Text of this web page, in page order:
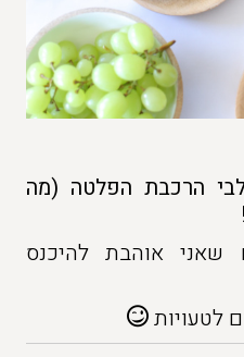
הרכבת הפלטה (מה
שאני אוהבת להיכנס
לטעויות